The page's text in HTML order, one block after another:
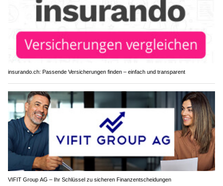
insurando.ch: Passende Versicherungen finden – einfach und transparent
VIFIT Group AG – Ihr Schlüssel zu sicheren Finanzentscheidungen